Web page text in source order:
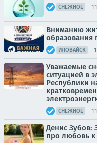
СНЕЖНОЕ
Вниманию
образования
ИЛОВАЙСК
Уважаемые
ситуацией в
Республики
СНЕЖНОЕ
Денис Зубов:
про любовь к